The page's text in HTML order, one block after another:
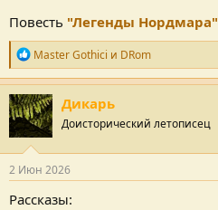
Повесть "Легенды Нордмара"
Р
е
п
у
т
а
ц
и
и
:
Master Gothici и DRom
Дикарь
Доисторический летописец
2 Июн 2026
Рассказы: